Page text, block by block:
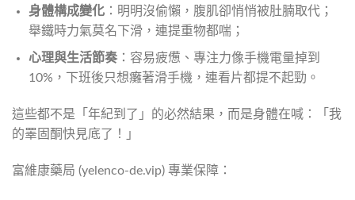
身體構成變化：明明沒偷懶，腹肌卻悄悄被肚腩取代；
舉鐵時力氣莫名下滑，連提重物都喘；
心理與生活節奏：容易疲憊、專注力像手機電量掉到
10%，下班後只想癱著滑手機，連看片都提不起勁。
這些都不是「年紀到了」的必然結果，而是身體在喊：「我
的睪固酮快見底了！」
富維康藥局 (yelenco-de.vip) 專業保障：